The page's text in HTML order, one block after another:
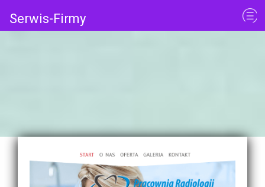
Serwis-Firmy